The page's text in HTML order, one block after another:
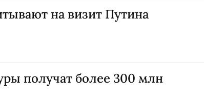
на визит Путина
получат более 300 млн